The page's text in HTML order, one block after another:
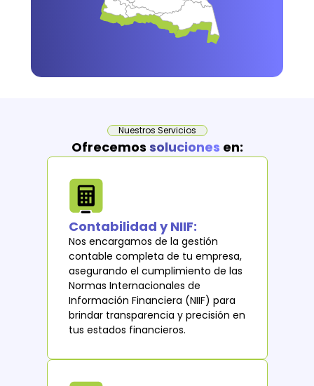
Nuestros Servicios
Ofrecemos soluciones en:
Contabilidad y NIIF:
Nos encargamos de la gestión
contable completa de tu empresa,
asegurando el cumplimiento de las
Normas Internacionales de
Información Financiera (NIIF) para
brindar transparencia y precisión en
tus estados financieros.